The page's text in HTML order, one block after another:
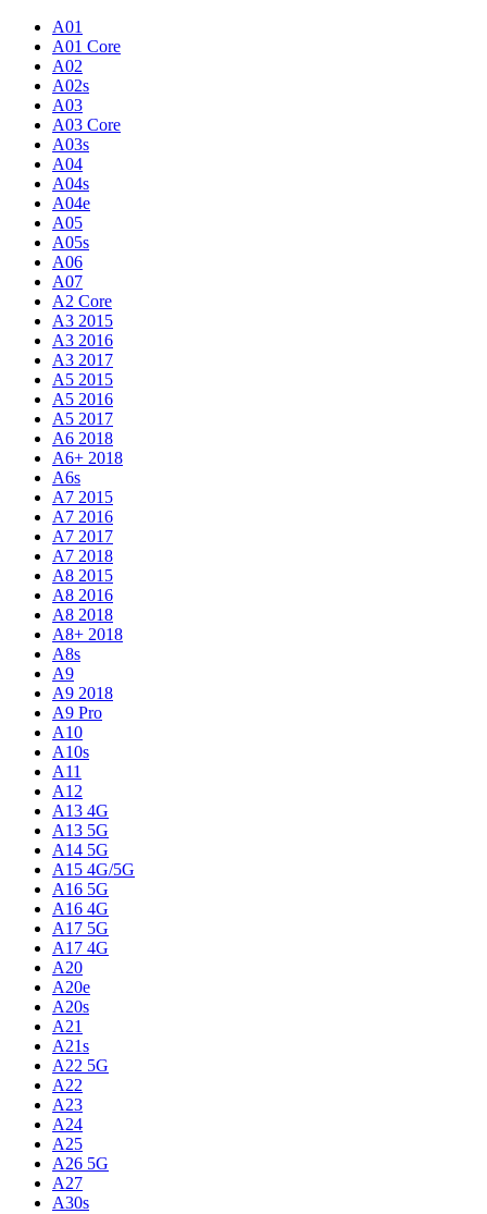
A01
A01 Core
A02
A02s
A03
A03 Core
A03s
A04
A04s
A04e
A05
A05s
A06
A07
A2 Core
A3 2015
A3 2016
A3 2017
A5 2015
A5 2016
A5 2017
A6 2018
A6+ 2018
A6s
A7 2015
A7 2016
A7 2017
A7 2018
A8 2015
A8 2016
A8 2018
A8+ 2018
A8s
A9
A9 2018
A9 Pro
A10
A10s
A11
A12
A13 4G
A13 5G
A14 5G
A15 4G/5G
A16 5G
A16 4G
A17 5G
A17 4G
A20
A20e
A20s
A21
A21s
A22 5G
A22
A23
A24
A25
A26 5G
A27
A30s